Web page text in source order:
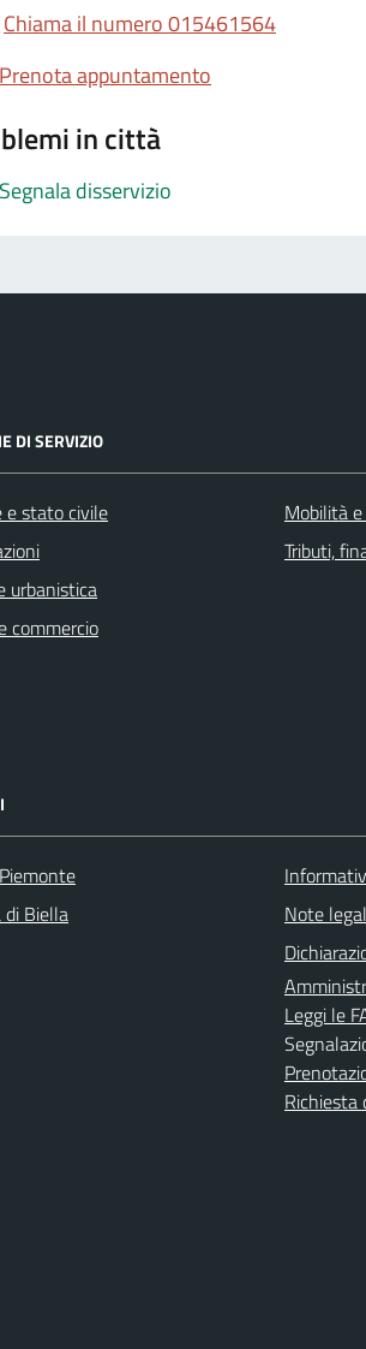
Chiama il numero 015461564
Prenota appuntamento
in città
Segnala disservizio
DI SERVIZIO
e stato civile
urbanistica
commercio
Mobilità
Tributi,
di Biella
Note
Leggi le
Richiesta